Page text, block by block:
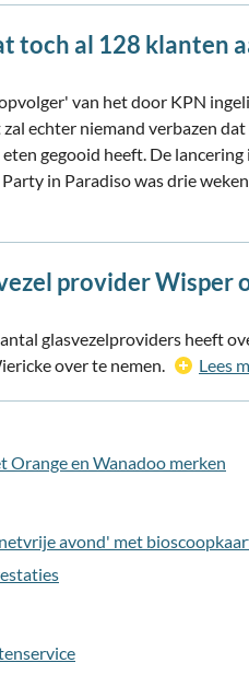
toch al 128 klanten
van het door KPN
echter niemand verbazen
gegooid heeft. De
in Paradiso was drie
provider Wisper
glasvezelproviders heeft
over te nemen.
Lees
en Wanadoo merken
avond' met